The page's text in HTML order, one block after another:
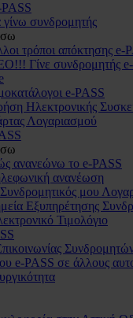
PASS
συνδρομητής
τρόποι απόκτησης e-
Γίνε συνδρομητής
e-PASS
Ηλεκτρονικής
Λογαριασμού
ανανεώνω το e-PASS
ανανέωση
μου
Εξυπηρέτησης
Τιμολόγιο
e-PASS σε άλλους